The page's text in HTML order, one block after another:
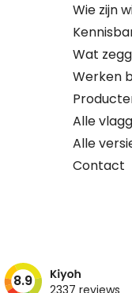
Wie zijn
Wat
Werken
Alle
Alle
Contact
8.9 2337 reviews